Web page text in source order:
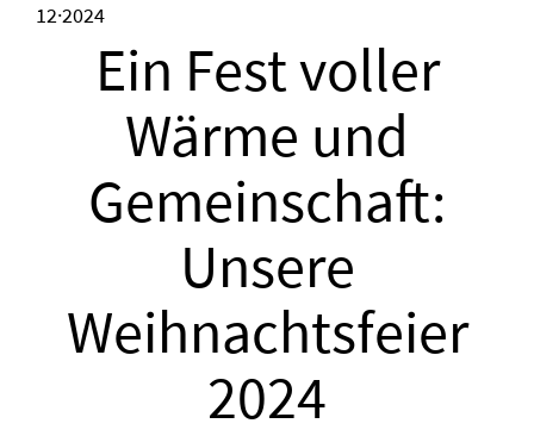
12·2024
Ein Fest voller
Wärme und
Gemeinschaft:
Unsere
Weihnachtsfeier
2024